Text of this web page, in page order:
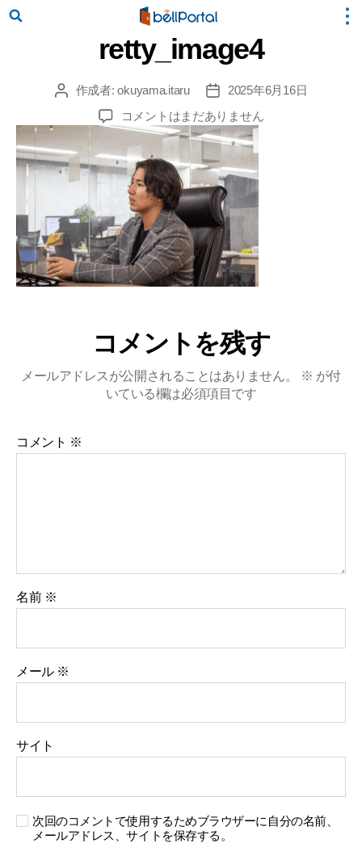
retty_image4
投
者
作成者:okuyama.itaru
投
稿
日
2025年6月16日
retty_image4
へ
の
コメントはまだありません
コメントを残す
メールアドレスが公開されることはありません。 ※ が付
いている欄は必須項目です
コメント ※
名前 ※
メール ※
サイト
次回のコメントで使用するためブラウザーに自分の名前、
メールアドレス、サイトを保存する。